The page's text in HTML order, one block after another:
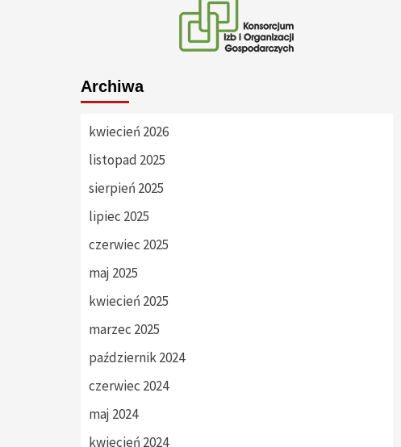
Archiwa
kwiecień 2026
listopad 2025
sierpień 2025
lipiec 2025
czerwiec 2025
maj 2025
kwiecień 2025
marzec 2025
październik 2024
czerwiec 2024
maj 2024
kwiecień 2024